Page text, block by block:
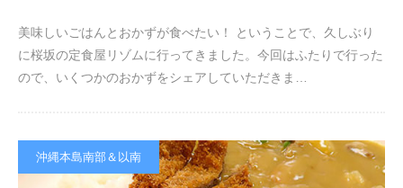
美味しいごはんとおかずが食べたい！ ということで、久しぶり
に桜坂の定食屋リゾムに行ってきました。今回はふたりで行った
ので、いくつかのおかずをシェアしていただきま…
沖縄本島南部＆以南